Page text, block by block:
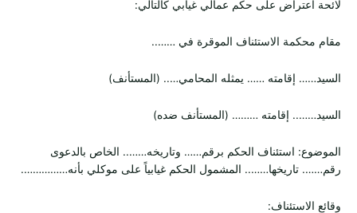
لائحة اعتراض على حكم عمالي غيابي كالتالي:
مقام محكمة الاستئناف الموقرة في ……..
السيد…… إقامته …… يمثله المحامي….. (المستأنف)
السيد…….. إقامته ……… (المستأنف ضده)
الموضوع: استئناف الحكم برقم…… وتاريخه…….. الخاص بالدعوى
رقم……. تاريخها…….. المشمول الحكم غيابياً على موكلي بأنه…………….
وقائع الاستئناف: